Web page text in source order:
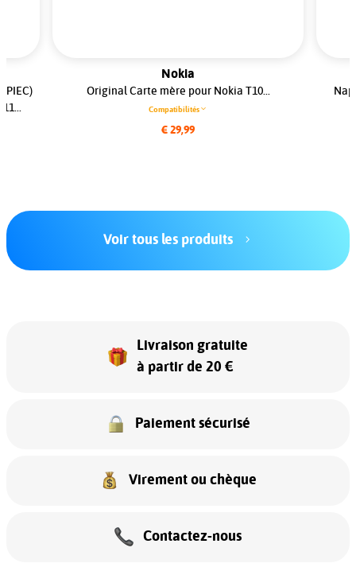
Nokia
Original Carte mère pour Nokia T10...
Compatibilités
€ 29,99
Voir tous les produits
Livraison gratuite
à partir de 20 €
Paiement sécurisé
Virement ou chèque
Contactez-nous